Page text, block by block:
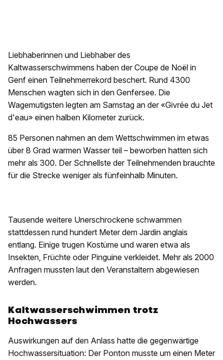
Liebhaberinnen und Liebhaber des
Kaltwasserschwimmens haben der Coupe de Noël in
Genf einen Teilnehmerrekord beschert. Rund 4300
Menschen wagten sich in den Genfersee. Die
Wagemutigsten legten am Samstag an der «Givrée du Jet
d'eau» einen halben Kilometer zurück.
85 Personen nahmen an dem Wettschwimmen im etwas
über 8 Grad warmen Wasser teil – beworben hatten sich
mehr als 300. Der Schnellste der Teilnehmenden brauchte
für die Strecke weniger als fünfeinhalb Minuten.
Tausende weitere Unerschrockene schwammen
stattdessen rund hundert Meter dem Jardin anglais
entlang. Einige trugen Kostüme und waren etwa als
Insekten, Früchte oder Pinguine verkleidet. Mehr als 2000
Anfragen mussten laut den Veranstaltern abgewiesen
werden.
Kaltwasserschwimmen trotz
Hochwassers
Auswirkungen auf den Anlass hatte die gegenwärtige
Hochwassersituation: Der Ponton musste um einen Meter